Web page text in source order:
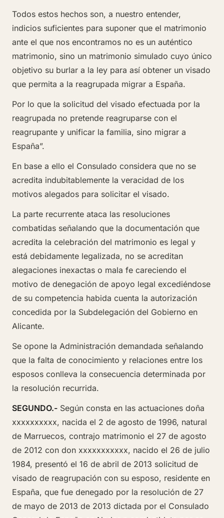
Todos estos hechos son, a nuestro entender,
indicios suficientes para suponer que el matrimonio
ante el que nos encontramos no es un auténtico
matrimonio, sino un matrimonio simulado cuyo único
objetivo su burlar a la ley para así obtener un visado
que permita a la reagrupada migrar a España.
Por lo que la solicitud del visado efectuada por la
reagrupada no pretende reagruparse con el
reagrupante y unificar la familia, sino migrar a
España”.
En base a ello el Consulado considera que no se
acredita indubitablemente la veracidad de los
motivos alegados para solicitar el visado.
La parte recurrente ataca las resoluciones
combatidas señalando que la documentación que
acredita la celebración del matrimonio es legal y
está debidamente legalizada, no se acreditan
alegaciones inexactas o mala fe careciendo el
motivo de denegación de apoyo legal excediéndose
de su competencia habida cuenta la autorización
concedida por la Subdelegación del Gobierno en
Alicante.
Se opone la Administración demandada señalando
que la falta de conocimiento y relaciones entre los
esposos conlleva la consecuencia determinada por
la resolución recurrida.
SEGUNDO.- Según consta en las actuaciones doña
xxxxxxxxxx, nacida el 2 de agosto de 1996, natural
de Marruecos, contrajo matrimonio el 27 de agosto
de 2012 con don xxxxxxxxxxx, nacido el 26 de julio
1984, presentó el 16 de abril de 2013 solicitud de
visado de reagrupación con su esposo, residente en
España, que fue denegado por la resolución de 27
de mayo de 2013 de 2013 dictada por el Consulado